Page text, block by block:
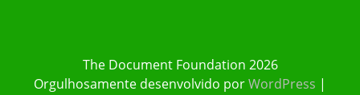
The Document Foundation 2026
Orgulhosamente desenvolvido porWordPress |